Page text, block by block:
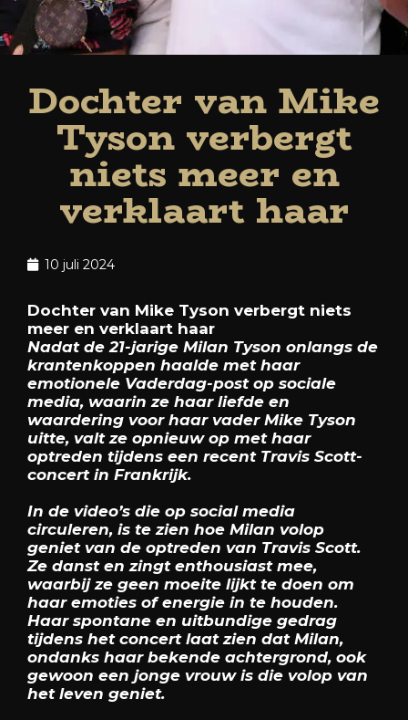
Dochter van Mike
Tyson verbergt
niets meer en
verklaart haar
10 juli 2024
Dochter van Mike Tyson verbergt niets
meer en verklaart haar
Nadat de 21-jarige Milan Tyson onlangs de
krantenkoppen haalde met haar
emotionele Vaderdag-post op sociale
media, waarin ze haar liefde en
waardering voor haar vader Mike Tyson
uitte, valt ze opnieuw op met haar
optreden tijdens een recent Travis Scott-
concert in Frankrijk.
In de video’s die op social media
circuleren, is te zien hoe Milan volop
geniet van de optreden van Travis Scott.
Ze danst en zingt enthousiast mee,
waarbij ze geen moeite lijkt te doen om
haar emoties of energie in te houden.
Haar spontane en uitbundige gedrag
tijdens het concert laat zien dat Milan,
ondanks haar bekende achtergrond, ook
gewoon een jonge vrouw is die volop van
het leven geniet.